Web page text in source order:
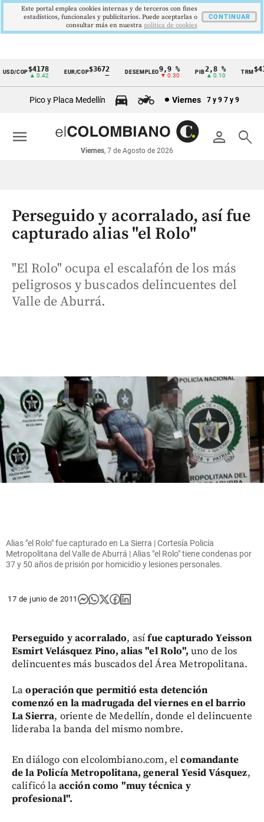
Cintillo
económicos
Colombia
COP$4178
▲ 0.42
EUR/COP$3672 DESEMPLEO9,9 %
▼ 0.30
2,8 %
▲ 0.10
TRM
Pico y Placa Medellín Viernes 7 y 9 7 y 9
person search
Viernes, 7 de Agosto de 2026
menu
Perseguido y acorralado, así fue
capturado alias "el Rolo"
"El Rolo" ocupa el escalafón de los más
peligrosos y buscados delincuentes del
Valle de Aburrá.
Alias "el Rolo" fue capturado en La Sierra | Cortesía Policía
Metropolitana del Valle de Aburrá | Alias "el Rolo" tiene condenas por
37 y 50 años de prisión por homicidio y lesiones personales.
17 de junio de 2011
Perseguido y acorralado, asífue capturado Yeisson
Esmirt Velásquez Pino, alias "el Rolo", uno de los
delincuentes más buscados del Área Metropolitana.
Laoperación que permitió esta detención
comenzó en la madrugada del viernes en el barrio
La Sierra, oriente de Medellín, donde el delincuente
lideraba la banda del mismo nombre.
En diálogo con elcolombiano.com, elcomandante
de la Policía Metropolitana, general Yesid Vásquez,
calificó laacción como "muy técnica y
profesional".
Este portal emplea cookies internas y de terceros con fines
estadísticos, funcionales y publicitarios. Puede aceptarlas o
consultar más en nuestra politica de cookies
CONTINUAR